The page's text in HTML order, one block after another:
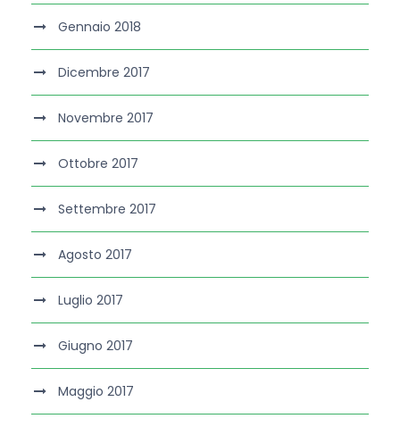
Gennaio 2018
Dicembre 2017
Novembre 2017
Ottobre 2017
Settembre 2017
Agosto 2017
Luglio 2017
Giugno 2017
Maggio 2017